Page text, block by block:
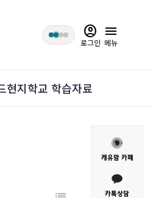
account_circle
로그인
menu
메뉴
현지학교 학습자료
캐유맘 카페
카톡상담